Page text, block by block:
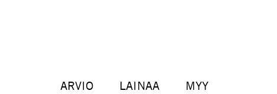
ARVIO LAINAA MYY